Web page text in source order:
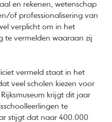
en rekenen, wetenschap
of professionalisering van
verplicht om in het
te vermelden waaraan zij
vermeld staat in het
veel scholen kiezen voor
krijgt dit jaar
te
stijgt dat naar 400.000